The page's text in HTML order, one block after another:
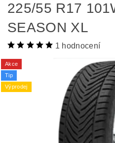
225/55 R17
SEASON XL
1 hodnocení
Akce
Tip
Výprodej